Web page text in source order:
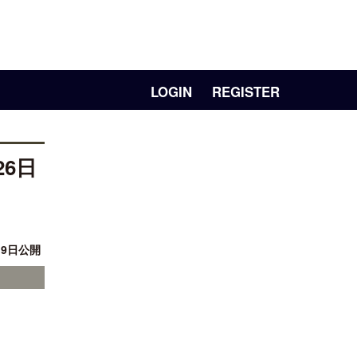
LOGIN REGISTER
日
日公開